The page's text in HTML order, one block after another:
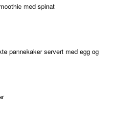
med spinat
pannekaker servert med egg og